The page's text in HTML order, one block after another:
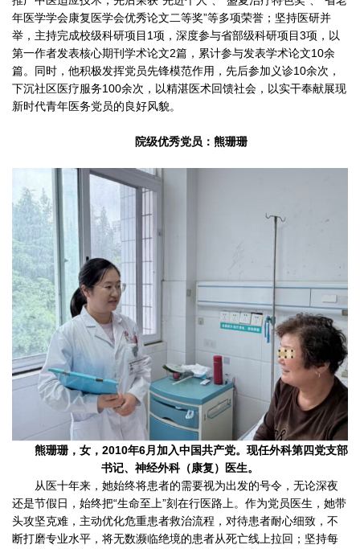
年医学学会康复医学会优秀论文二等奖”等多项荣誉；坚持医研并
举，主持完成校级科研项目1项，深度参与省部级科研项目3项，以
第一作者发表核心期刊学术论文2篇，累计参与发表学术论文10余
篇。同时，他积极发挥党员先锋模范作用，先后参加义诊10余次，
下沉社区医疗服务100余次，以精湛医术回馈社会，以实干奉献展现
新时代青年医务党员的良好风貌。
院级优秀党员：熊珊珊
熊珊珊，女，2010年6月加入中国共产党。现任外科第四党支部
书记、神经外科（康复）医生。
从医十年来，她始终将患者的需要视为出发的号令，无论深夜
还是节假日，始终把“生命至上”刻在行医路上。作为党员医生，她带
头攻坚克难，主动优化危重患者救治流程，对待患者耐心细致，不
断打磨专业水平，将无数濒临绝境的患者从死亡线上拉回；坚持每